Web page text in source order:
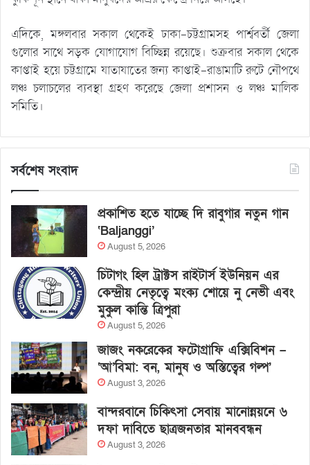
এদিকে, মঙ্গলবার সকাল থেকেই ঢাকা-চট্টগ্রামসহ পার্শ্ববর্তী জেলা
গুলোর সাথে সড়ক যোগাযোগ বিচ্ছিন্ন রয়েছে। শুক্রবার সকাল থেকে
কাপ্তাই হয়ে চট্টগ্রামে যাতাযাতের জন্য কাপ্তাই-রাঙামাটি রুটে নৌপথে
লঞ্চ চলাচলের ব্যবস্থা গ্রহণ করেছে জেলা প্রশাসন ও লঞ্চ মালিক
সমিতি।
সর্বশেষ সংবাদ
প্রকাশিত হতে যাচ্ছে দি রাবুগার নতুন গান
‘Baljanggi’
August 5, 2026
চিটাগং হিল ট্রাক্টস রাইটার্স ইউনিয়ন এর
কেন্দ্রীয় নেতৃত্বে মংক্য শোয়ে নু নেভী এবং
মুকুল কান্তি ত্রিপুরা
August 5, 2026
জাজং নকরেকের ফটোগ্রাফি এক্সিবিশন –
‘আ’বিমা: বন, মানুষ ও অস্তিত্বের গল্প’
August 3, 2026
বান্দরবানে চিকিৎসা সেবায় মানোন্নয়নে ৬
দফা দাবিতে ছাত্রজনতার মানববন্ধন
August 3, 2026